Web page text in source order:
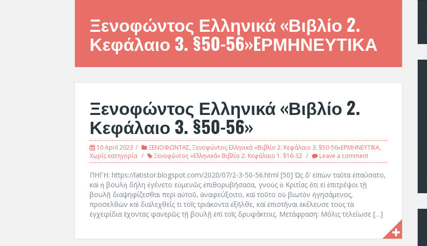
Ξενοφώντος Ελληνικά «Βιβλίο 2.
Κεφάλαιο 3. §50-56»EΡΜΗΝΕΥΤΙΚΑ
Ξενοφώντος Ελληνικά «Βιβλίο 2.
Κεφάλαιο 3. §50-56»
10 April 2023 ΞΕΝΟΦΩΝΤΑΣ, Ξενοφώντος Ελληνικά «Βιβλίο 2. Κεφάλαιο 3. §50-56»EΡΜΗΝΕΥΤΙΚΑ,
Χωρίς κατηγορία
Ξενοφώντος «Ελληνικά» Βιβλίο 2. Κεφάλαιο 1. §16-32 Leave a comment
ΠΗΓΗ: https://latistor.blogspot.com/2020/07/2-3-50-56.html [50] Ὡς δ’ εἰπὼν ταῦτα ἐπαύσατο,
καὶ ἡ βουλὴ δήλη ἐγένετο εὐμενῶς ἐπιθορυβήσασα, γνοὺς ὁ Κριτίας ὅτι εἰ ἐπιτρέψοι τῇ
βουλῇ διαψηφίζεσθαι περὶ αὐτοῦ, ἀναφεύξοιτο, καὶ τοῦτο οὐ βιωτὸν ἡγησάμενος,
προσελθὼν καὶ διαλεχθείς τι τοῖς τριάκοντα ἐξῆλθε, καὶ ἐπιστῆναι ἐκέλευσε τοὺς τὰ
ἐγχειρίδια ἔχοντας φανερῶς τῇ βουλῇ ἐπὶ τοῖς δρυφάκτοις. Μετάφραση: Μόλις τελείωσε […]